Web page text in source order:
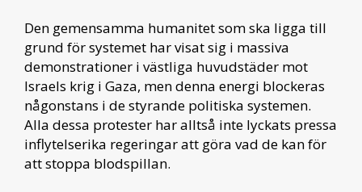
Den gemensamma humanitet som ska ligga till
grund för systemet har visat sig i massiva
demonstrationer i västliga huvudstäder mot
Israels krig i Gaza, men denna energi blockeras
någonstans i de styrande politiska systemen.
Alla dessa protester har alltså inte lyckats pressa
inflytelserika regeringar att göra vad de kan för
att stoppa blodspillan.